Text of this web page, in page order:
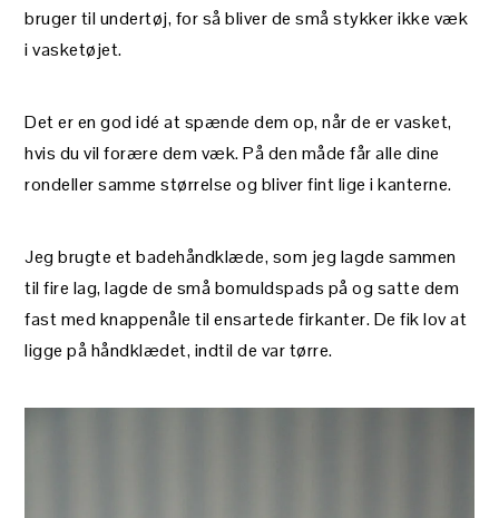
bruger til undertøj, for så bliver de små stykker ikke væk
i vasketøjet.
Det er en god idé at spænde dem op, når de er vasket,
hvis du vil forære dem væk. På den måde får alle dine
rondeller samme størrelse og bliver fint lige i kanterne.
Jeg brugte et badehåndklæde, som jeg lagde sammen
til fire lag, lagde de små bomuldspads på og satte dem
fast med knappenåle til ensartede firkanter. De fik lov at
ligge på håndklædet, indtil de var tørre.